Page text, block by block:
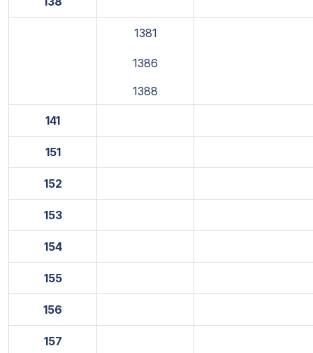
1381
1386
1388
141
151
152
153
154
155
156
157